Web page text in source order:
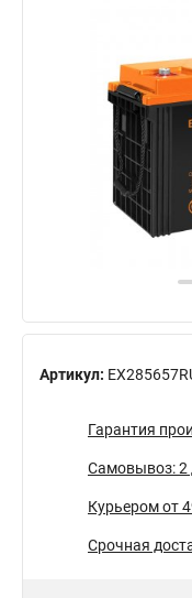
Артикул:
Гарантия
Самовывоз: 2
Курьером от
Срочная